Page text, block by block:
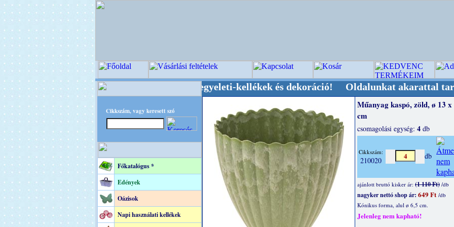
Cikkszám, vagy keresett szó
Főkatalógus *
Edények
Oázisok
Napi használati kellékek
Virágkötészeti-, Esküvői-, Kegyeleti-kellékek és dekoráció! Oldalunkat akarattal tartjuk
Műanyag kaspó, zöld, ø 13 x
cm
csomagolási egység: 4 db
Cikkszám:
210020 db
ajánlott bruttó kisker ár: (1 110 Ft) /db
nagyker nettó shop ár: 649 Ft /db
Kónikus forma, alul ø 6,5 cm.
Jelenleg nem kapható!